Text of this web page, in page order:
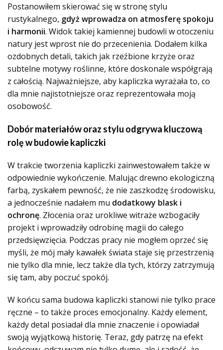
Postanowiłem skierować się w stronę stylu
rustykalnego, gdyż wprowadza on atmosferę spokoju
i harmonii. Widok takiej kamiennej budowli w otoczeniu
natury jest wprost nie do przecenienia. Dodałem kilka
ozdobnych detali, takich jak rzeźbione krzyże oraz
subtelne motywy roślinne, które doskonale współgrają
z całością. Najważniejsze, aby kapliczka wyrażała to, co
dla mnie najistotniejsze oraz reprezentowała moją
osobowość.
Dobór materiałów oraz stylu odgrywa kluczową
rolę w budowie kapliczki
W trakcie tworzenia kapliczki zainwestowałem także w
odpowiednie wykończenie. Malując drewno ekologiczną
farbą, zyskałem pewność, że nie zaszkodzę środowisku,
a jednocześnie nadałem mu dodatkowy blask i
ochronę. Złocenia oraz urokliwe witraże wzbogaciły
projekt i wprowadziły odrobinę magii do całego
przedsięwzięcia. Podczas pracy nie mogłem oprzeć się
myśli, że mój mały kawałek świata staje się przestrzenią
nie tylko dla mnie, lecz także dla tych, którzy zatrzymują
się tam, aby poczuć spokój.
W końcu sama budowa kapliczki stanowi nie tylko prace
ręczne – to także proces emocjonalny. Każdy element,
każdy detal posiadał dla mnie znaczenie i opowiadał
swoją wyjątkową historię. Teraz, gdy patrzę na efekt